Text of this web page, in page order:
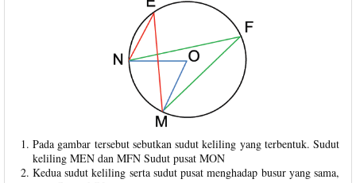
Pada gambar tersebut sebutkan sudut keliling yang terbentuk. Sudut
keliling MEN dan MFN Sudut pusat MON
Kedua sudut keliling serta sudut pusat menghadap busur yang sama,